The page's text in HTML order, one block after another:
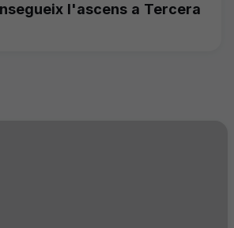
l'ascens a Tercera